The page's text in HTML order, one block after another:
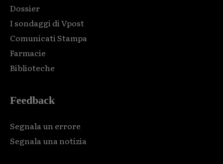
Dossier
I sondaggi di Vpost
Comunicati Stampa
Farmacie
Biblioteche
Feedback
Segnala un errore
Segnala una notizia